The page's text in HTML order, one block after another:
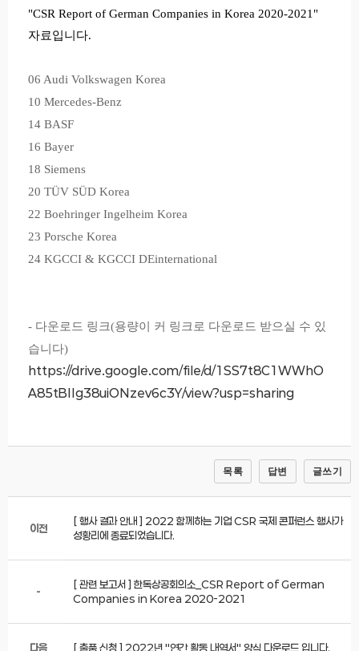
"CSR Report of German Companies in Korea 2020-2021"
자료입니다.
06 Audi Volkswagen Korea
10 Mercedes-Benz
14 BASF
16 Bayer
18 Siemens
20 TÜV SÜD Korea
22 Boehringer Ingelheim Korea
23 Porsche Korea
24 KGCCI & KGCCI DEinternational
- 다운로드 링크(용량이 커 링크로 다운로드 받으실 수 있
습니다)
https://drive.google.com/file/d/1SS7t8C1WWhO
A85tBIIg38uiONzev6c3Y/view?usp=sharing
목록 답변 글쓰기
이전
[ 행사 결과 안내 ] 2022 함께하는 기업 CSR 국제 콘퍼런스 행사가
성황리에 종료되었습니다.
-
[ 관련 보고서 ] 한독상공회의소_CSR Report of German
Companies in Korea 2020-2021
다음 [ 출품 신청 ] 2022년 "연간 활동 내역서" 양식 다운로드 입니다.